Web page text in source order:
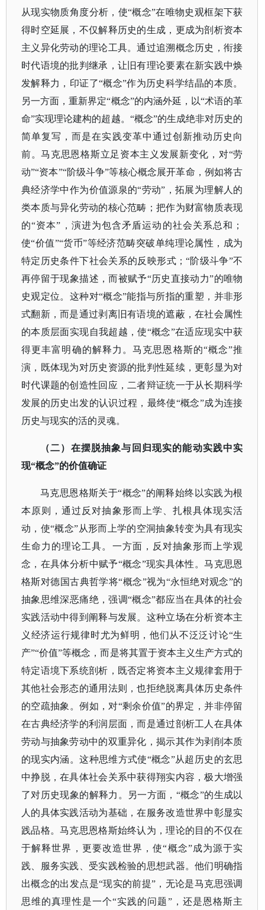
从现实物质角度分析，使“概念”在唯物史观框架下获
得时空延展，不仅解释历史的生成，更成为剖析资本
主义异化劳动的理论工具。通过追溯概念历史，衔接
时代语境的批判继承，让旧有理论要素在新实践中焕
发解释力，印证了“概念”作为历史科学结晶的本质。
另一方面，重新界定“概念”的内涵外延，以“术语的革
命”实现理论建构的超越。“概念”的生成绝非对历史的
简单复写，而是在实践变革中通过创新推动历史向
前。马克思恩格斯立足资本主义发展新变化，对“劳
动”“资本”“阶级斗争”等核心概念展开革命，例如将古
典经济学中作为价值源泉的“劳动”，拓展为理解人的
类本质与异化劳动的核心范畴；把作为财富物质表现
的“资本”，演进为包含矛盾运动的社会关系总和；
使“价值”“货币”等经济范畴突破单纯理论属性，成为
特定历史条件下社会关系的反映形式；“阶级斗争”不
再停留于现象描述，而被赋予“历史直接动力”的唯物
史观定位。这种对“概念”能指与所指的重塑，并非形
式翻新，而是通过剥离旧有语境的遮蔽，在社会属性
的本质层面实现自我超越，使“概念”在适应现实中获
得更丰富明确的解释力。马克思恩格斯的“概念”推
演，既体现为对历史资源的批判性延续，更彰显为对
时代课题的创造性回应，二者辩证统一于从长期科学
发展的历史出发的认识过程，最终使“概念”成为连接
历史与现实的活的灵魂。
（二）在摆脱抽象与回归现实的能动实践中实
现“概念”的价值确证
马克思恩格斯关于“概念”的阐释始终以实践为根
本原则，通过反对抽象形而上学、扎根具体现实活
动，使“概念”从形而上学的空洞抽象转变为具有现实
生命力的理论工具。一方面，反对抽象形而上学观
念，在具体分析中赋予“概念”现实具体性。马克思恩
格斯对德国古典哲学将“概念”视为“永恒绝对观念”的
抽象思维深恶痛绝，强调“概念”都应当在具体的社会
实践活动中得到阐释与发展。这种立场在分析资本主
义经济运行规律时尤为鲜明，他们从不泛泛讨论“生
产”“价值”等概念，而是将其置于资本主义生产方式的
特定语境下系统剖析，既否定将资本主义规律套用于
其他社会形态的通用法则，也拒绝脱离具体历史条件
的空疏抽象。例如，对“剩余价值”的界定，并非停留
在古典经济学的利润层面，而是通过剖析工人在具体
劳动与抽象劳动中的双重异化，揭示其作为剥削本质
的现实内涵。这种思维方式使“概念”从超历史的玄思
中挣脱，在具体社会关系中获得翔实内容，极大增强
了对历史现象的解释力。另一方面，“概念”的生成以
人的具体实践活动为基础，在服务改造世界中彰显实
践品格。马克思恩格斯始终认为，理论的目的不仅在
于解释世界，更要改造世界，使“概念”成为源于实
践、服务实践、受实践检验的思想武器。他们明确指
出概念的出发点是“现实的前提”，无论是马克思强调
思维的真理性是一个“实践的问题”，还是恩格斯主